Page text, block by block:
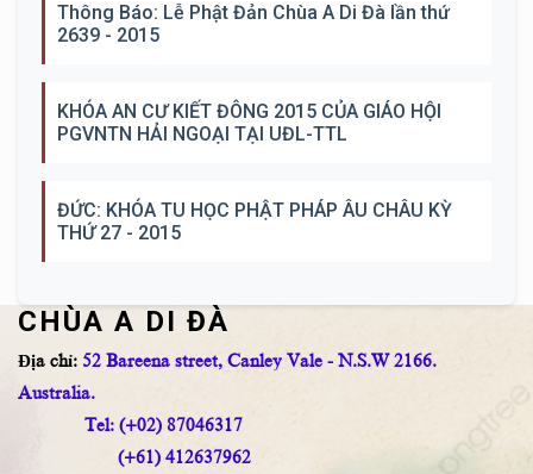
Thông Báo: Lễ Phật Đản Chùa A Di Đà lần thứ
2639 - 2015
KHÓA AN CƯ KIẾT ĐÔNG 2015 CỦA GIÁO HỘI
PGVNTN HẢI NGOẠI TẠI UĐL-TTL
ĐỨC: KHÓA TU HỌC PHẬT PHÁP ÂU CHÂU KỲ
THỨ 27 - 2015
CHÙA A DI ĐÀ
Địa chỉ: 52 Bareena street, Canley Vale - N.S.W 2166.
Australia.
Tel: (+02) 87046317
(+61) 412637962